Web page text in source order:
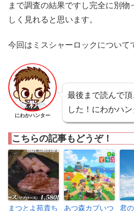
まで調査の結果ですし完全に別物
しく見れると思います。
今回はミスシャーロックについて
にわかハンター
最後まで読んで
した！にわかハン
こちらの記事もどうぞ！
まつとよ苑貴ち
あつ森カブいつ
君